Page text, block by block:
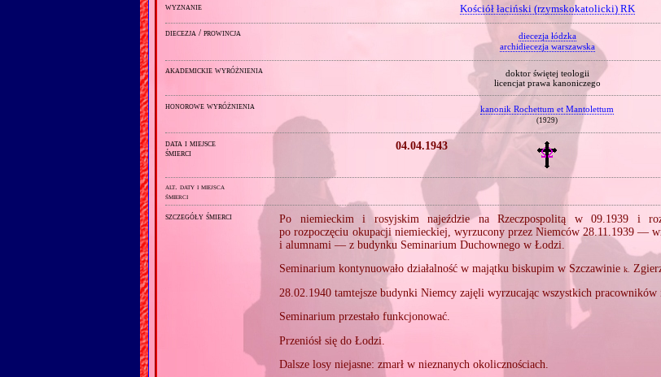
wyznanie Kościół łaciński (rzymskokatolicki) RK
diecezja / prowincja
diecezja łódzka
archidiecezja warszawska
akademickie wyróżnienia
doktor świętej teologii
licencjat prawa kanoniczego
honorowe wyróżnienia kanonik Rochettum et Mantolettum
(1929)
data i miejsce
śmierci
04.04.1943
alt. daty i miejsca
śmierci
szczegóły śmierci
Po niemieckim i rosyjskim najeździe na Rzeczpospolitą w 09.1939 i
po rozpoczęciu okupacji niemieckiej, wyrzucony przez Niemców 28.11.1939 —
i alumnami — z budynku Seminarium Duchownego w Łodzi.
Seminarium kontynuowało działalność w majątku biskupim w Szczawiniek.
28.02.1940 tamtejsze budynki Niemcy zajęli wyrzucając wszystkich pracowników
Seminarium przestało funkcjonować.
Przeniósł się do Łodzi.
Dalsze losy niejasne: zmarł w nieznanych okolicznościach.